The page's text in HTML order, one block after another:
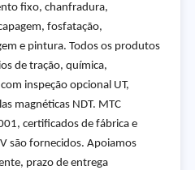
fixo, chanfradura,
fosfatação,
e pintura. Todos os produtos
de tração, química,
inspeção opcional UT,
magnéticas NDT. MTC
certificados de fábrica e
são fornecidos. Apoiamos
prazo de entrega